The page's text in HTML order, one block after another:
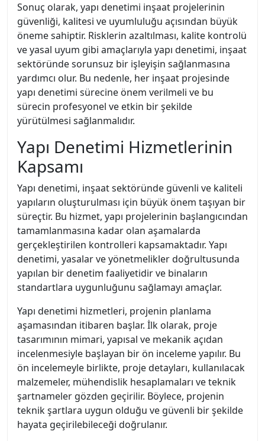
Sonuç olarak, yapı denetimi inşaat projelerinin
güvenliği, kalitesi ve uyumluluğu açısından büyük
öneme sahiptir. Risklerin azaltılması, kalite kontrolü
ve yasal uyum gibi amaçlarıyla yapı denetimi, inşaat
sektöründe sorunsuz bir işleyişin sağlanmasına
yardımcı olur. Bu nedenle, her inşaat projesinde
yapı denetimi sürecine önem verilmeli ve bu
sürecin profesyonel ve etkin bir şekilde
yürütülmesi sağlanmalıdır.
Yapı Denetimi Hizmetlerinin
Kapsamı
Yapı denetimi, inşaat sektöründe güvenli ve kaliteli
yapıların oluşturulması için büyük önem taşıyan bir
süreçtir. Bu hizmet, yapı projelerinin başlangıcından
tamamlanmasına kadar olan aşamalarda
gerçekleştirilen kontrolleri kapsamaktadır. Yapı
denetimi, yasalar ve yönetmelikler doğrultusunda
yapılan bir denetim faaliyetidir ve binaların
standartlara uygunluğunu sağlamayı amaçlar.
Yapı denetimi hizmetleri, projenin planlama
aşamasından itibaren başlar. İlk olarak, proje
tasarımının mimari, yapısal ve mekanik açıdan
incelenmesiyle başlayan bir ön inceleme yapılır. Bu
ön incelemeyle birlikte, proje detayları, kullanılacak
malzemeler, mühendislik hesaplamaları ve teknik
şartnameler gözden geçirilir. Böylece, projenin
teknik şartlara uygun olduğu ve güvenli bir şekilde
hayata geçirilebileceği doğrulanır.